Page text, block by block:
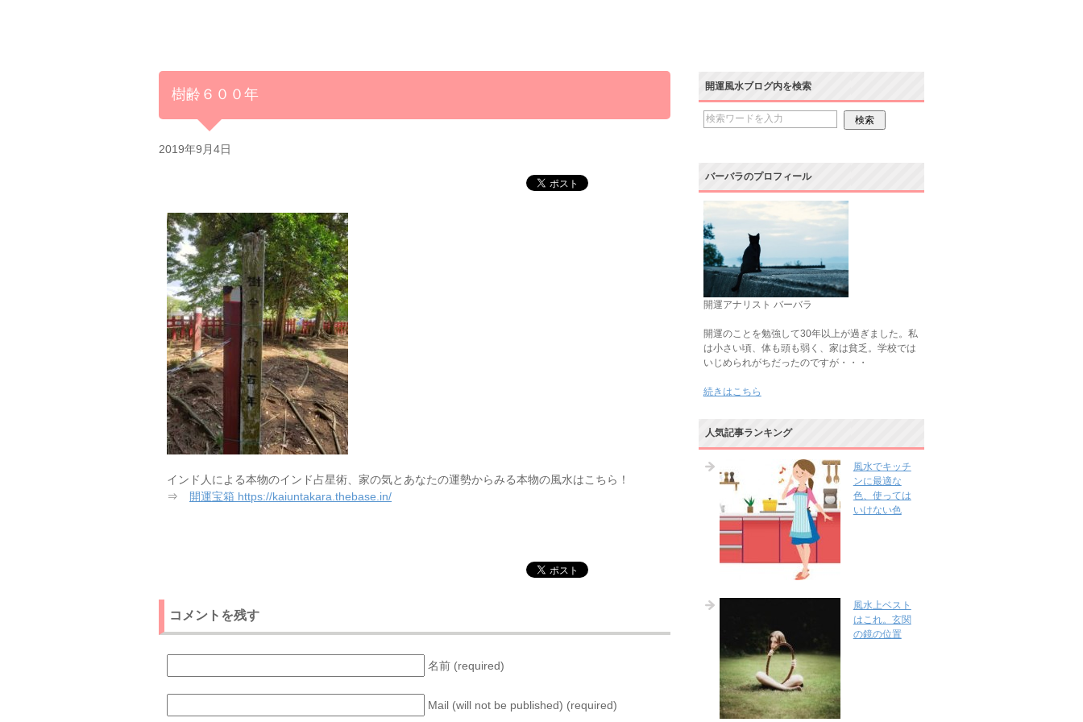
樹齢６００年
2019年9月4日
インド人による本物のインド占星術、家の気とあなたの運勢からみる本物の風水はこちら！
⇒ 開運宝箱 https://kaiuntakara.thebase.in/
コメントを残す
名前 (required)
Mail (will not be published) (required)
開運風水ブログ内を検索
バーバラのプロフィール
開運アナリスト バーバラ
開運のことを勉強して30年以上が過ぎました。私
は小さい頃、体も頭も弱く、家は貧乏。学校では
いじめられがちだったのですが・・・
続きはこちら
人気記事ランキング
風水でキッチ
ンに最適な
色、使っては
いけない色
風水上ベスト
はこれ。玄関
の鏡の位置